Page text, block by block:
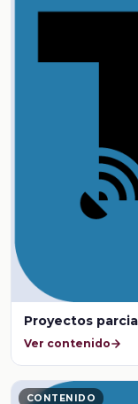
Proyectos
Ver contenido
CONTENIDO